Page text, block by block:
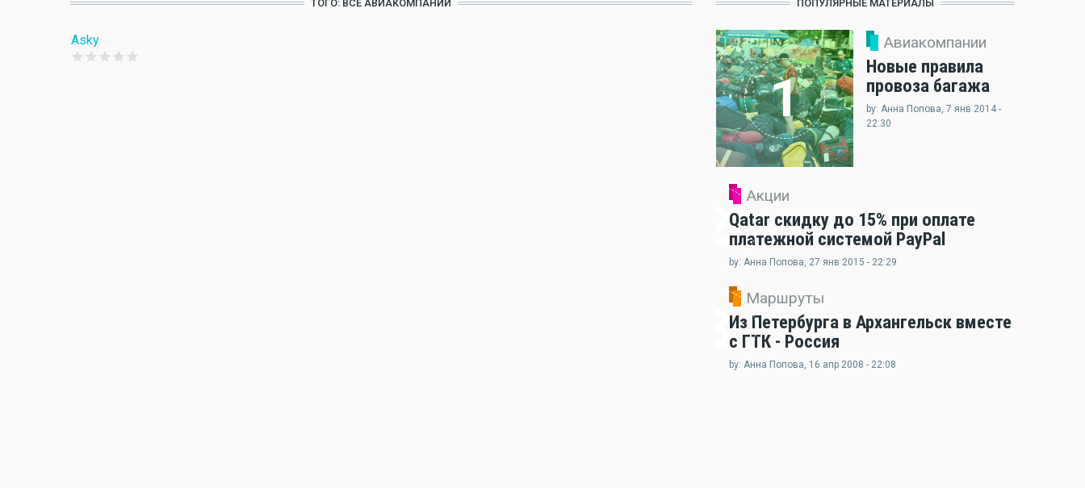
ТОГО: ВСЕ АВИАКОМПАНИИ
Asky
ПОПУЛЯРНЫЕ МАТЕРИАЛЫ
1
Авиакомпании
Новые правила
провоза багажа
by: Анна Попова, 7 янв 2014 -
22:30
2
Акции
Qatar скидку до 15% при оплате
платежной системой PayPal
by: Анна Попова, 27 янв 2015 - 22:29
3
Маршруты
Из Петербурга в Архангельск вместе
с ГТК - Россия
by: Анна Попова, 16 апр 2008 - 22:08